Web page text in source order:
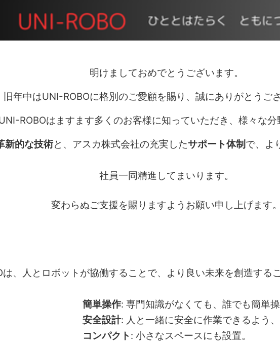
明けましておめでとうございます。
旧年中はUNI-ROBOに格別のご愛顧を賜り、誠にありがとうご
ROBOはますます多くのお客様に知っていただき、様々な
新的な技術と、アスカ株式会社の充実したサポート体制 で、よ
社員一同精進してまいります。
変わらぬご支援を賜りますようお願い申し上げます
は、人とロボットが協働することで、より良い未来を創造する
簡単操作: 専門知識がなくても、誰でも簡単
全設計: 人と一緒に安全に作業できるよう
コンパクト: 小さなスペースにも設置。